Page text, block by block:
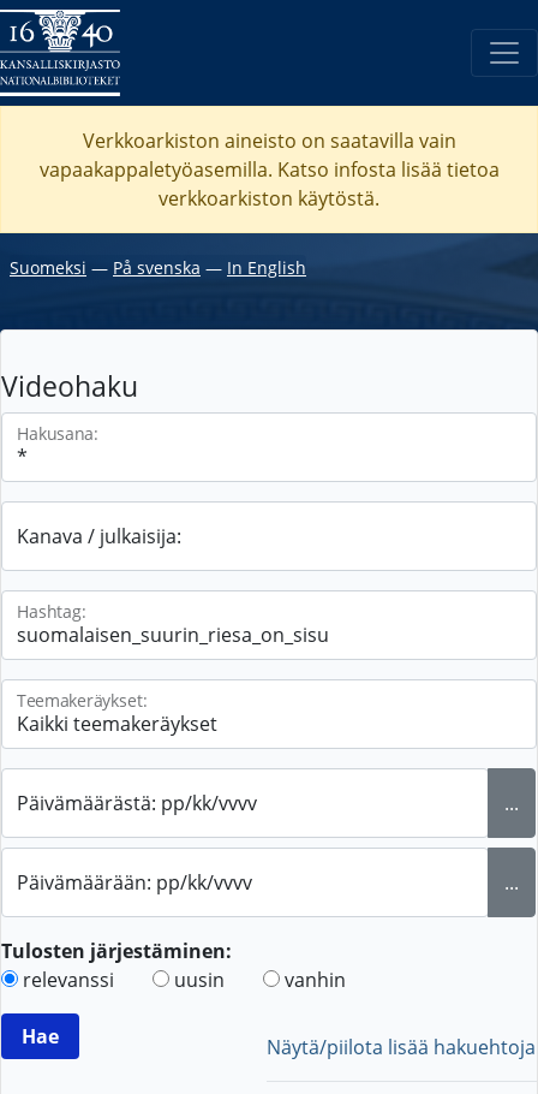
Verkkoarkiston aineisto on saatavilla vain
vapaakappaletyöasemilla. Katso infosta lisää tietoa
verkkoarkiston käytöstä.
Suomeksi ― På svenska ― In English
Videohaku
Hakusana:
Kanava / julkaisija:
Hashtag:
Teemakeräykset:
Päivämäärästä: pp/kk/vvvv ...
Päivämäärään: pp/kk/vvvv ...
Tulosten järjestäminen:
relevanssi
uusin vanhin
Näytä/piilota lisää hakuehtoja